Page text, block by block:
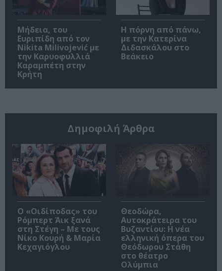
Μήδεια, του
Ευριπίδη από τον
Nikita Milivojević με
την Καρυοφυλλιά
Καραμπέτη στην
Κρήτη
Η πόρνη από πάνω,
με την Κατερίνα
Διδασκάλου στο
Βεάκειο
Δημοφιλή Άρθρα
O «Οιδίποδας» του
Ρόμπερτ Άικ ξανά
στη Στέγη – Με τους
Νίκο Κουρή & Μαρία
Κεχαγιόγλου
Θεοδώρα,
Αυτοκράτειρα του
Βυζαντίου: Η νέα
ελληνική όπερα του
Θεόδωρου Στάθη
στο θέατρο
Ολύμπια